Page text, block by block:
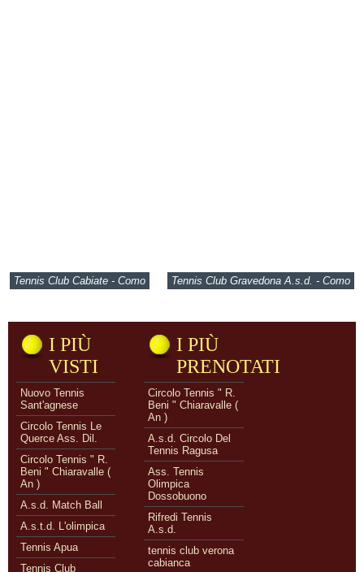
Tennis Club Cabiate - Como Tennis Club Gravedona A.s.d. - Como
I PIÙ
VISTI
Nuovo Tennis
Sant'agnese
Circolo Tennis Le
Querce Ass. Dil.
Circolo Tennis " R.
Beni " Chiaravalle (
An )
A.s.d. Match Ball
A.s.t.d. L'olimpica
Tennis Apua
Tennis Club
I PIÙ
PRENOTATI
Circolo Tennis " R.
Beni " Chiaravalle (
An )
A.s.d. Circolo Del
Tennis Ragusa
Ass. Tennis
Olimpica
Dossobuono
Rifredi Tennis
A.s.d.
tennis club verona
cabianca